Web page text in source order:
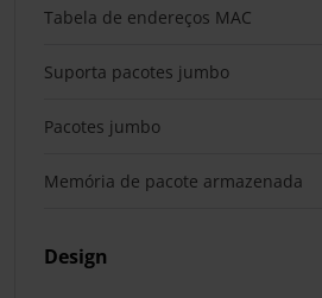
Tabela de endereços MAC
Suporta pacotes jumbo
Pacotes jumbo
Memória de pacote armazenada
Design